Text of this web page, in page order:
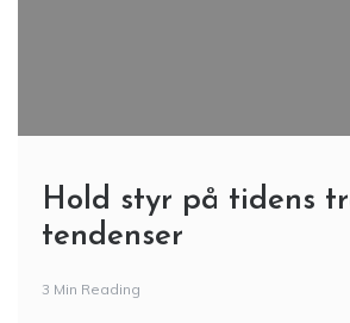
Hold styr på tidens
tendenser
3 Min Reading